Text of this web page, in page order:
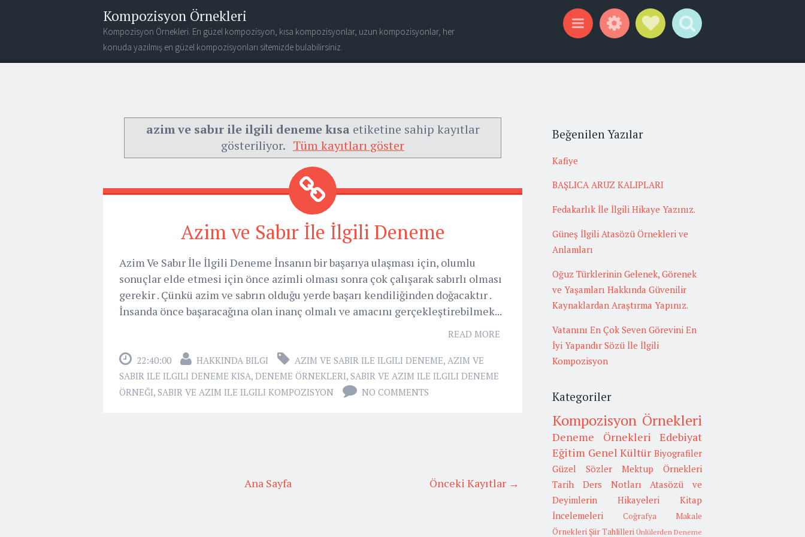
Kompozisyon Örnekleri
Kompozisyon Örnekleri. En güzel kompozisyon, kısa kompozisyonlar, uzun kompozisyonlar, her
konuda yazılmış en güzel kompozisyonları sitemizde bulabilirsiniz.
azim ve sabır ile ilgili deneme kısa etiketine sahip kayıtlar
gösteriliyor. Tüm kayıtları göster
Azim ve Sabır İle İlgili Deneme
Azim Ve Sabır İle İlgili Deneme İnsanın bir başarıya ulaşması için, olumlu
sonuçlar elde etmesi için önce azimli olması sonra çok çalışarak sabırlı olması
gerekir . Çünkü azim ve sabrın olduğu yerde başarı kendiliğinden doğacaktır .
İnsanda önce başaracağına olan inanç olmalı ve amacını gerçekleştirebilmek...
READ MORE
22:40:00 HAKKINDA BILGI AZIM VE SABIR ILE ILGILI DENEME, AZIM VE
SABIR ILE ILGILI DENEME KISA, DENEME ÖRNEKLERI, SABIR VE AZIM ILE ILGILI DENEME
ÖRNEĞI, SABIR VE AZIM ILE ILGILI KOMPOZISYON NO COMMENTS
Önceki Kayıtlar →
Ana Sayfa
Beğenilen Yazılar
Kafiye
BAŞLICA ARUZ KALIPLARI
Fedakarlık İle İlgili Hikaye Yazınız.
Güneş İlgili Atasözü Örnekleri ve
Anlamları
Oğuz Türklerinin Gelenek, Görenek
ve Yaşamları Hakkında Güvenilir
Kaynaklardan Araştırma Yapınız.
Vatanını En Çok Seven Görevini En
İyi Yapandır Sözü İle İlgili
Kompozisyon
Kategoriler
Kompozisyon Örnekleri
Deneme Örnekleri
Edebiyat
Eğitim Genel Kültür Biyografiler
Güzel Sözler
Mektup Örnekleri
Tarih
Ders Notları
Atasözü ve
Deyimlerin Hikayeleri
Kitap
İncelemeleri
Coğrafya
Makale
Örnekleri Şiir Tahlilleri Ünlülerden Deneme